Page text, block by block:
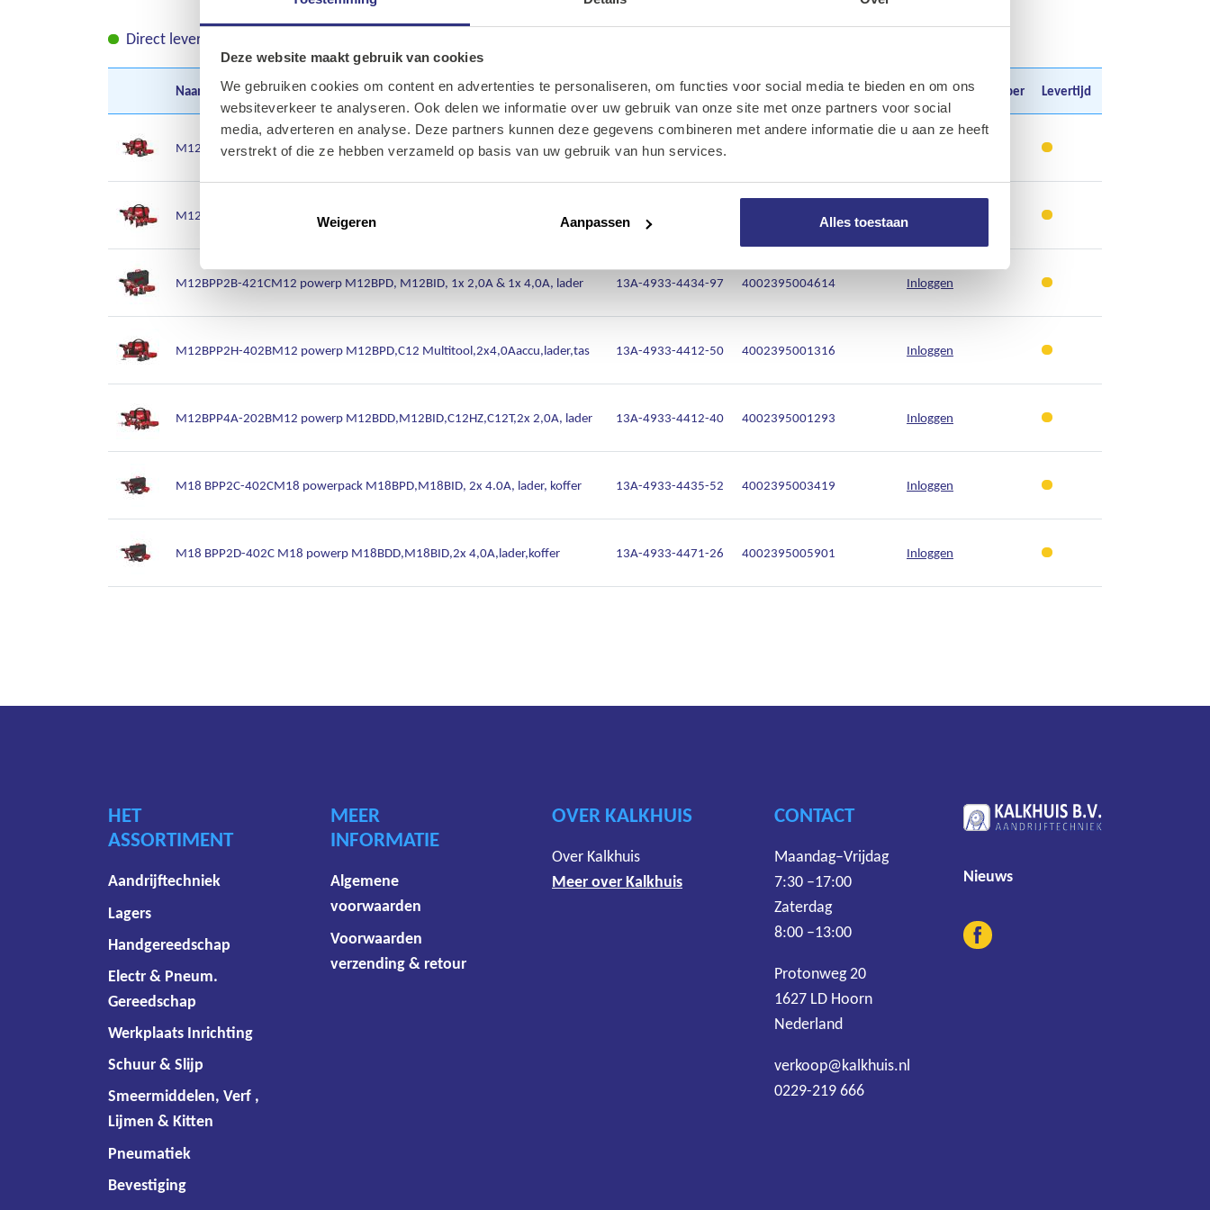
Deze website maakt gebruik van cookies
We gebruiken cookies om content en advertenties te personaliseren, om functies voor social media te bieden en om ons
websiteverkeer te analyseren. Ook delen we informatie over uw gebruik van onze site met onze partners voor social
media, adverteren en analyse. Deze partners kunnen deze gegevens combineren met andere informatie die u aan ze heeft
verstrekt of die ze hebben verzameld op basis van uw gebruik van hun services.
Weigeren Aanpassen Alles toestaan
Onze diensten
Over Kalkhuis
Contact
Direct leverbaar
Naam A-Z Artikelnr. EAN Aantal Prijs Prijs per Levertijd
M12 BPP2C-402BM12 powerpack C12HZ, M12BDD, 2 x 4,0A, lader, tas 13A-4933-4412-30
M12 BPP3A-202BM12 powerp M12BDD, M12BID, C12T, 2x 2,0A, snellader 13A-4933-4412-25 4002395001262
M12BPP2B-421CM12 powerp M12BPD, M12BID, 1x 2,0A & 1x 4,0A, lader 13A-4933-4434-97 4002395004614 Inloggen
M12BPP2H-402BM12 powerp M12BPD,C12 Multitool,2x4,0Aaccu,lader,tas 13A-4933-4412-50 4002395001316 Inloggen
M12BPP4A-202BM12 powerp M12BDD,M12BID,C12HZ,C12T,2x 2,0A, lader 13A-4933-4412-40 4002395001293 Inloggen
M18 BPP2C-402CM18 powerpack M18BPD,M18BID, 2x 4.0A, lader, koffer 13A-4933-4435-52 4002395003419 Inloggen
M18 BPP2D-402C M18 powerp M18BDD,M18BID,2x 4,0A,lader,koffer 13A-4933-4471-26 4002395005901 Inloggen
HET
ASSORTIMENT
Aandrijftechniek
Lagers
Handgereedschap
Electr & Pneum.
Gereedschap
Werkplaats Inrichting
Schuur & Slijp
Smeermiddelen, Verf ,
Lijmen & Kitten
Pneumatiek
Bevestiging
MEER
INFORMATIE
Algemene
voorwaarden
Voorwaarden
verzending & retour
OVER KALKHUIS
Over Kalkhuis
Meer over Kalkhuis
CONTACT
Maandag–Vrijdag
7:30 –17:00
Zaterdag
8:00 –13:00
Protonweg 20
1627 LD Hoorn
Nederland
verkoop@kalkhuis.nl
0229-219 666
Nieuws